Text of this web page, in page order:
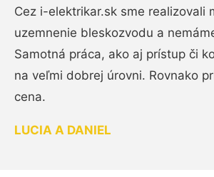
Cez i-elektrikar.sk sme realizovali
uzemnenie bleskozvodu a
Samotná práca, ako aj prístup či
na veľmi dobrej úrovni. Rovnako
cena.
LUCIA A DANIEL